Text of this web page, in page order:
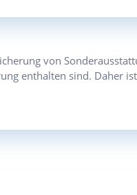
von
enthalten sind. Daher